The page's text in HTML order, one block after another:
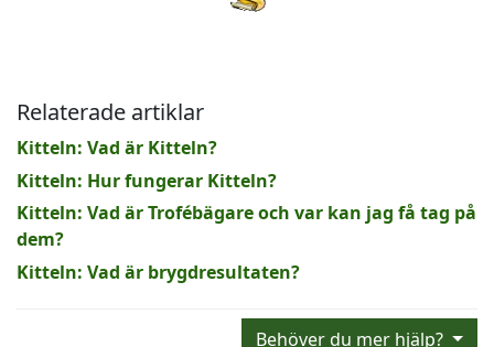
Relaterade artiklar
Kitteln: Vad är Kitteln?
Kitteln: Hur fungerar Kitteln?
Kitteln: Vad är Trofébägare och var kan jag få tag på
dem?
Kitteln: Vad är brygdresultaten?
Behöver du mer hjälp?